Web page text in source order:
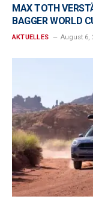
MAX TOTH
BAGGER WORLD
AKTUELLES August 6,